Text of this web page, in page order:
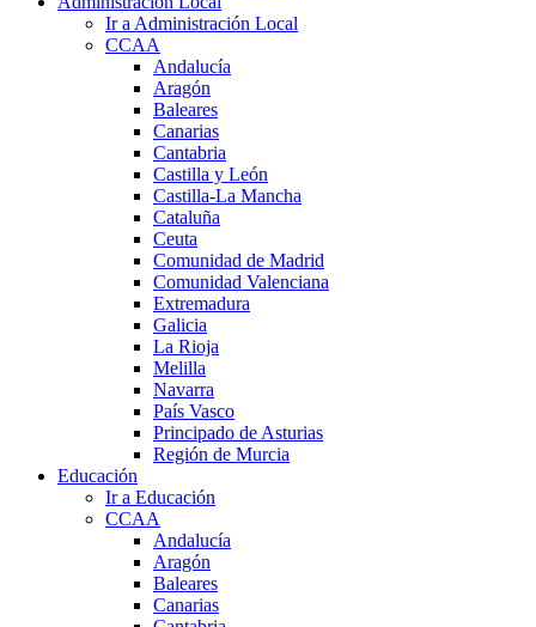
Ir a Administración Local
CCAA
Andalucía
Aragón
Baleares
Canarias
Cantabria
Castilla y León
Castilla-La Mancha
Cataluña
Ceuta
Comunidad de Madrid
Comunidad Valenciana
Extremadura
Galicia
La Rioja
Melilla
Navarra
País Vasco
Principado de Asturias
Región de Murcia
Educación
Ir a Educación
CCAA
Andalucía
Aragón
Baleares
Canarias